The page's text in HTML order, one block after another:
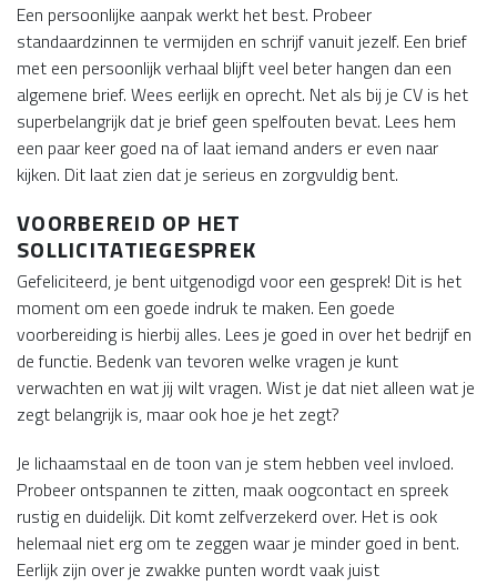
Een persoonlijke aanpak werkt het best. Probeer
standaardzinnen te vermijden en schrijf vanuit jezelf. Een brief
met een persoonlijk verhaal blijft veel beter hangen dan een
algemene brief. Wees eerlijk en oprecht. Net als bij je CV is het
superbelangrijk dat je brief geen spelfouten bevat. Lees hem
een paar keer goed na of laat iemand anders er even naar
kijken. Dit laat zien dat je serieus en zorgvuldig bent.
VOORBEREID OP HET
SOLLICITATIEGESPREK
Gefeliciteerd, je bent uitgenodigd voor een gesprek! Dit is het
moment om een goede indruk te maken. Een goede
voorbereiding is hierbij alles. Lees je goed in over het bedrijf en
de functie. Bedenk van tevoren welke vragen je kunt
verwachten en wat jij wilt vragen. Wist je dat niet alleen wat je
zegt belangrijk is, maar ook hoe je het zegt?
Je lichaamstaal en de toon van je stem hebben veel invloed.
Probeer ontspannen te zitten, maak oogcontact en spreek
rustig en duidelijk. Dit komt zelfverzekerd over. Het is ook
helemaal niet erg om te zeggen waar je minder goed in bent.
Eerlijk zijn over je zwakke punten wordt vaak juist